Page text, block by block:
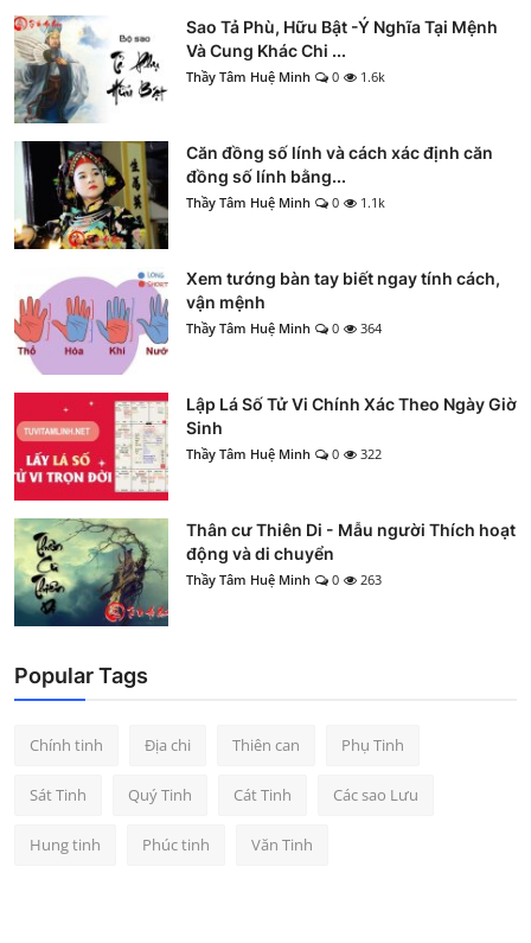
Sao Tả Phù, Hữu Bật -Ý Nghĩa Tại Mệnh
Và Cung Khác Chi ...
Thầy Tâm Huệ Minh 0 1.6k
Căn đồng số lính và cách xác định căn
đồng số lính bằng...
Thầy Tâm Huệ Minh 0 1.1k
Xem tướng bàn tay biết ngay tính cách,
vận mệnh
Thầy Tâm Huệ Minh 0 364
Lập Lá Số Tử Vi Chính Xác Theo Ngày Giờ
Sinh
Thầy Tâm Huệ Minh 0 322
Thân cư Thiên Di - Mẫu người Thích hoạt
động và di chuyển
Thầy Tâm Huệ Minh 0 263
Popular Tags
Chính tinh Địa chi Thiên can Phụ Tinh
Sát Tinh Quý Tinh Cát Tinh Các sao Lưu
Hung tinh Phúc tinh Văn Tinh